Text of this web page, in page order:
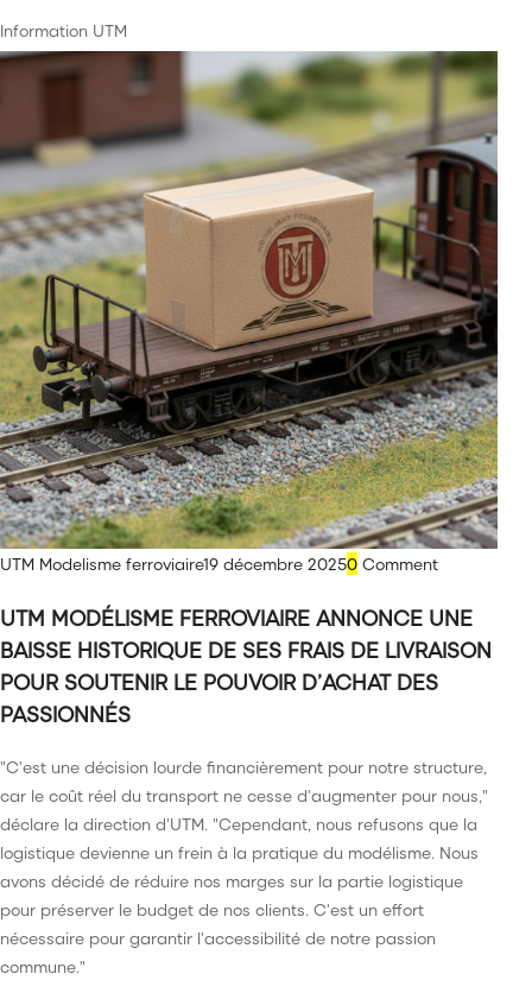
Information UTM
UTM Modelisme ferroviaire19 décembre 20250 Comment
UTM MODÉLISME FERROVIAIRE ANNONCE UNE
BAISSE HISTORIQUE DE SES FRAIS DE LIVRAISON
POUR SOUTENIR LE POUVOIR D’ACHAT DES
PASSIONNÉS
"C'est une décision lourde financièrement pour notre structure,
car le coût réel du transport ne cesse d'augmenter pour nous,"
déclare la direction d'UTM. "Cependant, nous refusons que la
logistique devienne un frein à la pratique du modélisme. Nous
avons décidé de réduire nos marges sur la partie logistique
pour préserver le budget de nos clients. C'est un effort
nécessaire pour garantir l'accessibilité de notre passion
commune."